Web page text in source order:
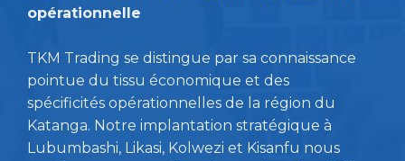
opérationnelle
TKM Trading se distingue par sa connaissance
pointue du tissu économique et des
spécificités opérationnelles de la région du
Katanga. Notre implantation stratégique à
Lubumbashi, Likasi, Kolwezi et Kisanfu nous